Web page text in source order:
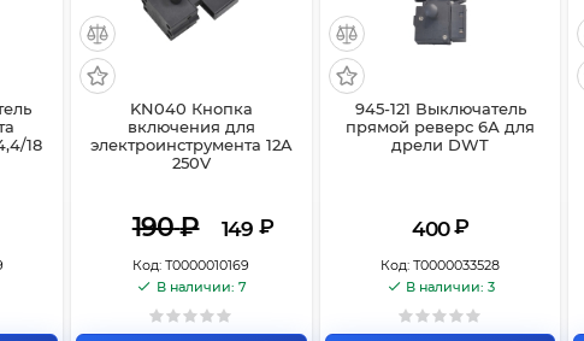
18
KN040 Кнопка
включения для
электроинструмента 12A
250V
190₽ 149 ₽
Код: Т0000010169
В наличии: 7
945-121 Выключатель
прямой реверс 6А для
дрели DWT
400 ₽
Код: Т0000033528
В наличии: 3